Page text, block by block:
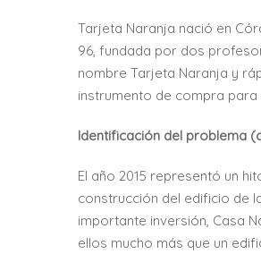
Tarjeta Naranja nació en
96, fundada por dos
nombre Tarjeta Naranja y
instrumento de compra
Identificación del problema
El año 2015 representó un
construcción del edificio de
importante inversión, Casa
ellos mucho más que un